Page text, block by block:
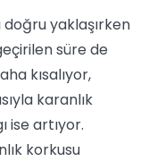
doğru yaklaşırken
süre de
kısalıyor,
karanlık
ise artıyor.
korkusu